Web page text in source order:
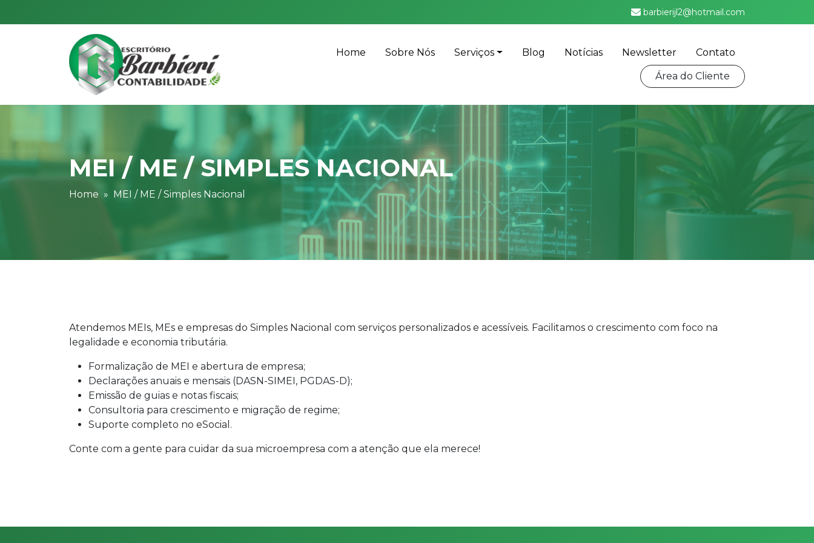
barbierijl2@hotmail.com
Home Sobre Nós Serviços Blog Notícias Newsletter Contato
Área do Cliente
MEI / ME / SIMPLES NACIONAL
Home MEI / ME / Simples Nacional
Atendemos MEIs, MEs e empresas do Simples Nacional com serviços personalizados e acessíveis. Facilitamos o crescimento com foco na
legalidade e economia tributária.
Formalização de MEI e abertura de empresa;
Declarações anuais e mensais (DASN-SIMEI, PGDAS-D);
Emissão de guias e notas fiscais;
Consultoria para crescimento e migração de regime;
Suporte completo no eSocial.
Conte com a gente para cuidar da sua microempresa com a atenção que ela merece!